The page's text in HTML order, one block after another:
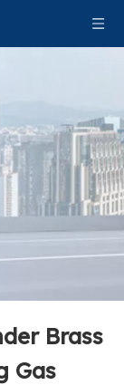
Brass
Gas